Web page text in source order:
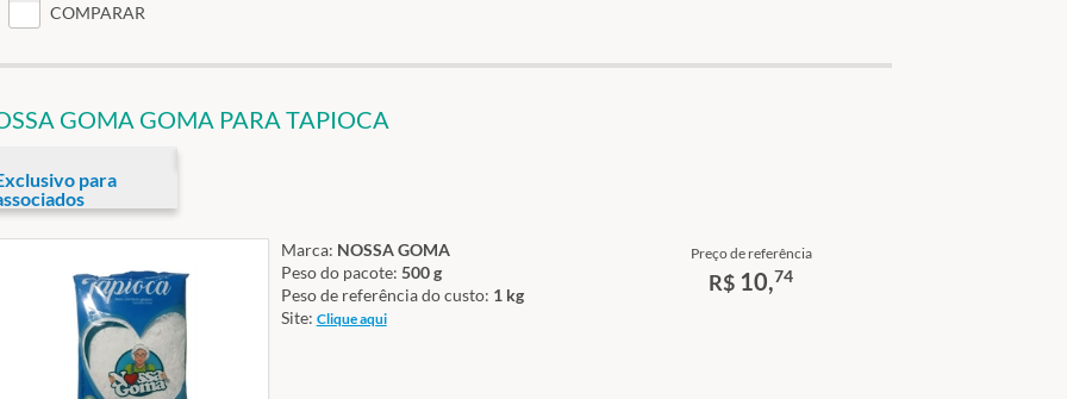
COMPARAR
GOMA GOMA PARA TAPIOCA
para
Marca: NOSSA GOMA
Peso do pacote: 500 g
Peso de referência do custo: 1 kg
Site: Clique aqui
Preço de referência
R$ 10,74